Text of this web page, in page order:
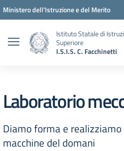
Vai ai contenuti
Vai al menu di navigazione
Vai al footer
Ministero dell'Istruzione e del Merito
Istituto Statale di
Superiore
I.S.I.S. C. Facchinetti
Laboratorio
Diamo forma e
macchine del domani